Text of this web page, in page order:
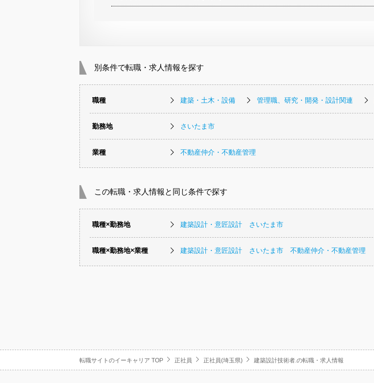
別条件で転職・求人情報を探す
職種 建築・土木・設備 管理職、研究・開発・設計関連
勤務地 さいたま市
業種 不動産仲介・不動産管理
この転職・求人情報と同じ条件で探す
職種×勤務地 建築設計・意匠設計 さいたま市
職種×勤務地×業種 建築設計・意匠設計 さいたま市 不動産仲介・不動産管理
転職サイトのイーキャリア TOP 正社員 正社員(埼玉県) 建築設計技術者.の転職・求人情報